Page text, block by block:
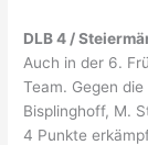
DLB 4 /
Auch in der 6.
Team. Gegen
Bisplinghoff, M.
4 Punkte